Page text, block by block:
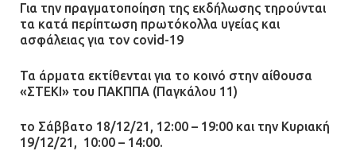
Για την πραγματοποίηση της εκδήλωσης τηρούνται
τα κατά περίπτωση πρωτόκολλα υγείας και
ασφάλειας για τον covid-19
Τα άρματα εκτίθενται για το κοινό στην αίθουσα
«ΣΤΕΚΙ» του ΠΑΚΠΠΑ (Παγκάλου 11)
το Σάββατο 18/12/21, 12:00 – 19:00 και την Κυριακή
19/12/21, 10:00 – 14:00.